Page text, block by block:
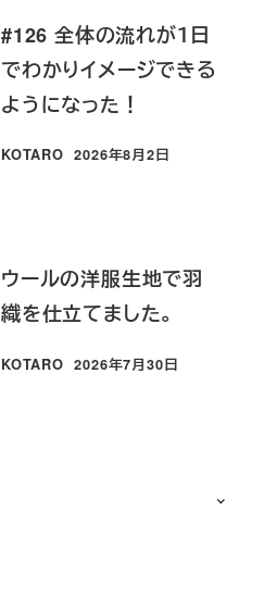
#126 全体の流れが１日
でわかりイメージできる
ようになった！
KOTARO
投稿日
2026年8月2日
ウールの洋服生地で羽
織を仕立てました。
KOTARO
投稿日
2026年7月30日